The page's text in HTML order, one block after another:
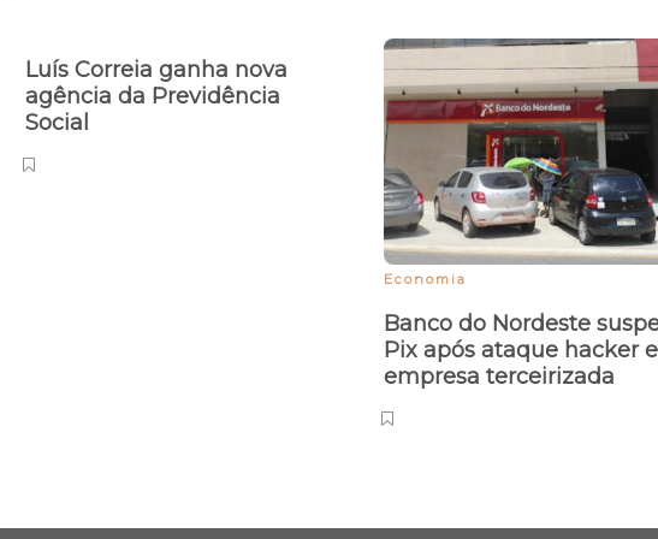
Luís Correia ganha nova
agência da Previdência
Social
Economia
Banco do Nordeste
Pix após ataque hacker
empresa terceirizada